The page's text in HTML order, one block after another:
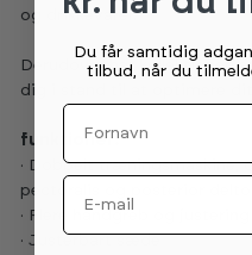
og drikkevarer.
Derudover har kollektionen
dig i stand til at optimere
funktioner:
· Dobbelt træningsmaskine,
pectoralis og posterior
· Flere håndgreb og
· Justerbart sæde
Du får samtidig
tilbud, når du
Fornavn
Email